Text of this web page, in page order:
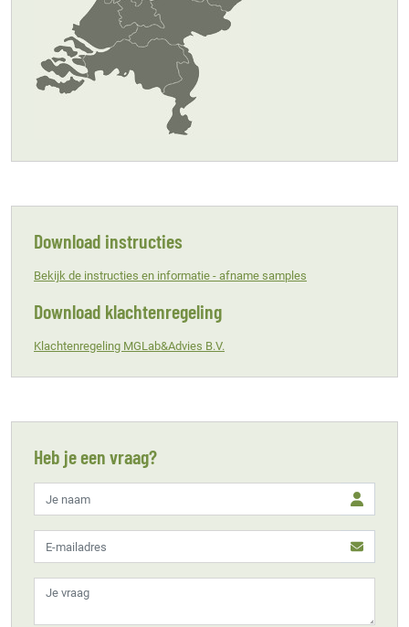
Download instructies
Bekijk de instructies en informatie - afname samples
Download klachtenregeling
Klachtenregeling MGLab&Advies B.V.
Heb je een vraag?